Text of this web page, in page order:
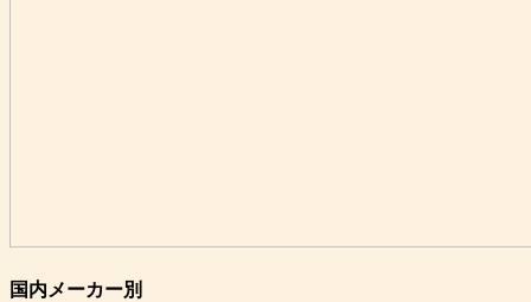
国内メーカー別